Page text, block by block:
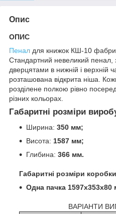
Опис
ОПИС
Пенал для книжок КШ-10
Стандартний невеликий
дверцятами в нижній і верхній
розташована відкрита ніша.
розділене полкою рівно
різних кольорах.
Габаритні розміри
Ширина: 350 мм;
Висота: 1587 мм;
Глибина: 366 мм.
Габаритні розміри
Одна пачка 1597х353х80
ВАРІАНТИ